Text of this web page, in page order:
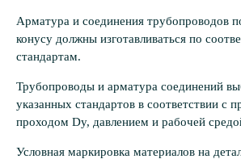
Арматура и соединения трубопроводов
конусу должны изготавливаться по
стандартам.
Трубопроводы и арматура соединений
указанных стандартов в соответствии с
проходом Dy, давлением и рабочей
Условная маркировка материалов на